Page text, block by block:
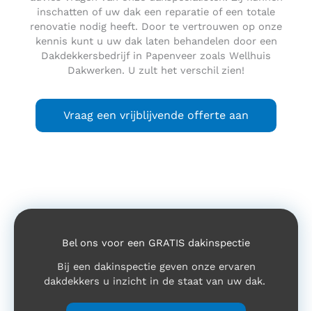
inschatten of uw dak een reparatie of een totale
renovatie nodig heeft. Door te vertrouwen op onze
kennis kunt u uw dak laten behandelen door een
Dakdekkersbedrijf in Papenveer zoals Wellhuis
Dakwerken. U zult het verschil zien!
Vraag een vrijblijvende offerte aan
Bel ons voor een GRATIS dakinspectie
Bij een dakinspectie geven onze ervaren
dakdekkers u inzicht in de staat van uw dak.